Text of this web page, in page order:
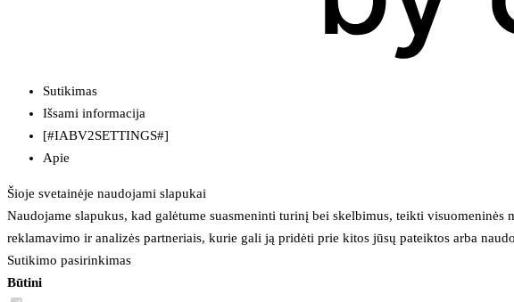
Sutikimas
Išsami informacija
[#IABV2SETTINGS#]
Apie
Šioje svetainėje naudojami slapukai
Naudojame slapukus, kad galėtume suasmeninti turinį bei skelbimus, teikti
reklamavimo ir analizės partneriais, kurie gali ją pridėti prie kitos jūsų pateiktos arba
Sutikimo pasirinkimas
Būtini